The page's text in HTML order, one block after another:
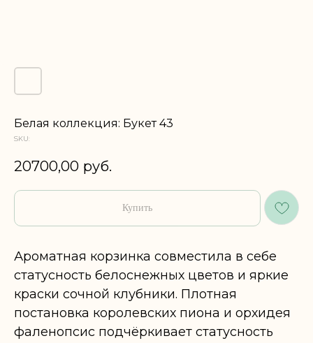
Белая коллекция: Букет 43
SKU:
20700,00 руб.
Купить
Ароматная корзинка совместила в себе
статусность белоснежных цветов и яркие
краски сочной клубники. Плотная
постановка королевских пиона и орхидея
фаленопсис подчёркивает статусность